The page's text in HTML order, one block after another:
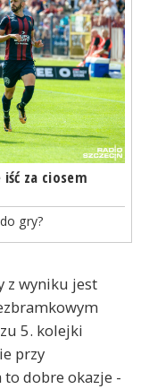
za ciosem
gry?
z wyniku jest
5. kolejki
przy
to dobre okazje -